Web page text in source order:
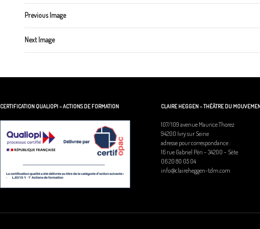
Previous Image
Next Image
CERTIFICATION QUALIOPI – ACTIONS DE FORMATION CLAIRE HEGGEN – THÉÂTRE DU
107/109 avenue Maurice Thorez
94200 Ivry sur Seine
adresse pour correspondance :
16 rue Gabriel Péri – 34200 – Sète
06 20 80 05 04
info@claireheggen-tdm.com